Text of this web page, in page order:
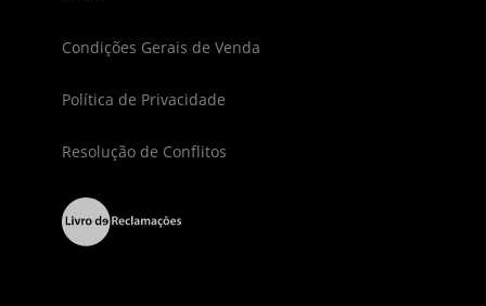
Condições Gerais de Venda
Política de Privacidade
Resolução de Conflitos